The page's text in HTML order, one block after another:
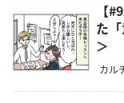
【
た
＞
カル